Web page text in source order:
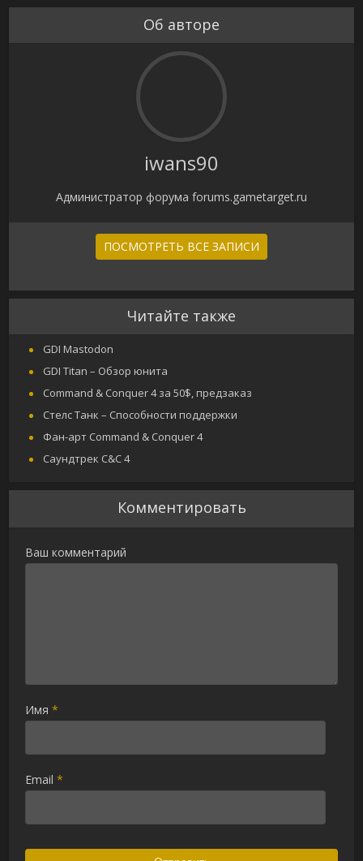
Об авторе
iwans90
Администратор форума forums.gametarget.ru
ПОСМОТРЕТЬ ВСЕ ЗАПИСИ
Читайте также
GDI Mastodon
GDI Titan – Обзор юнита
Command & Conquer 4 за 50$, предзаказ
Стелс Танк – Способности поддержки
Фан-арт Command & Conquer 4
Саундтрек C&C 4
Комментировать
Ваш комментарий
Имя*
Email*